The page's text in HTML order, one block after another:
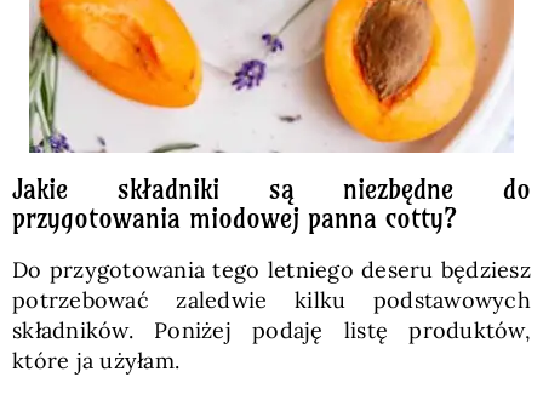
Jakie składniki są niezbędne do
przygotowania miodowej panna cotty?
Do przygotowania tego letniego deseru będziesz
potrzebować zaledwie kilku podstawowych
składników. Poniżej podaję listę produktów,
które ja użyłam.